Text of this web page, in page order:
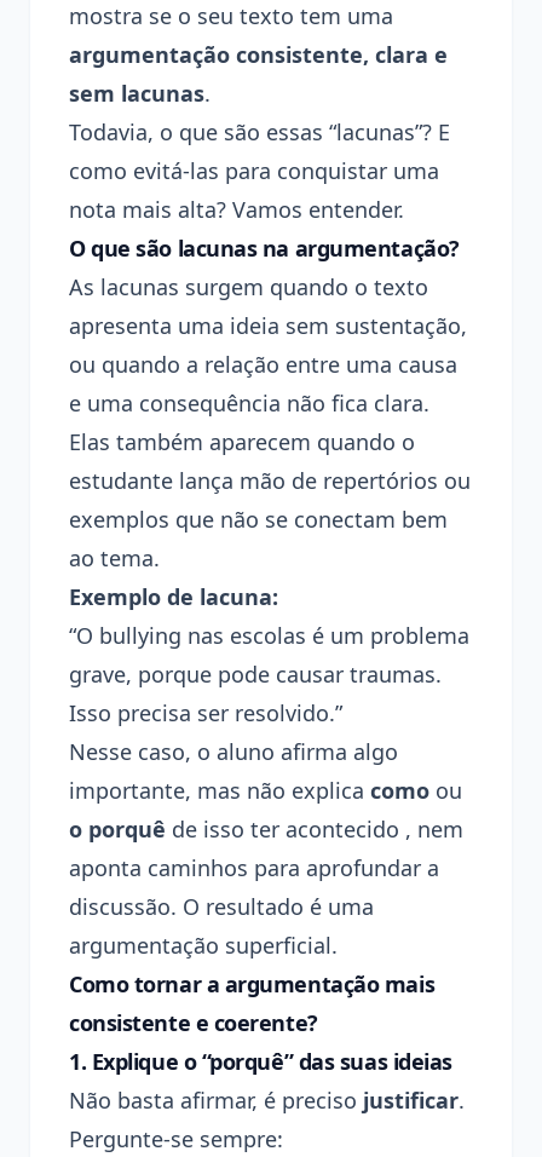
mostra se o seu texto tem uma
argumentação consistente, clara e
sem lacunas.
Todavia, o que são essas “lacunas”? E
como evitá-las para conquistar uma
nota mais alta? Vamos entender.
O que são lacunas na argumentação?
As lacunas surgem quando o texto
apresenta uma ideia sem sustentação,
ou quando a relação entre uma causa
e uma consequência não fica clara.
Elas também aparecem quando o
estudante lança mão de repertórios ou
exemplos que não se conectam bem
ao tema.
Exemplo de lacuna:
“O bullying nas escolas é um problema
grave, porque pode causar traumas.
Isso precisa ser resolvido.”
Nesse caso, o aluno afirma algo
importante, mas não explica como ou
o porquê de isso ter acontecido , nem
aponta caminhos para aprofundar a
discussão. O resultado é uma
argumentação superficial.
Como tornar a argumentação mais
consistente e coerente?
1. Explique o “porquê” das suas ideias
Não basta afirmar, é preciso justificar.
Pergunte-se sempre: